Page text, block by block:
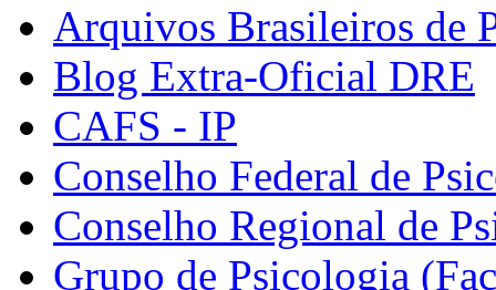
Arquivos Brasileiros de
Blog Extra-Oficial DRE
CAFS - IP
Conselho Federal de
Conselho Regional de
Grupo de Psicologia